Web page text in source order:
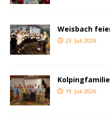
Weisbach
23. Juli 2026
19. Juli 2026